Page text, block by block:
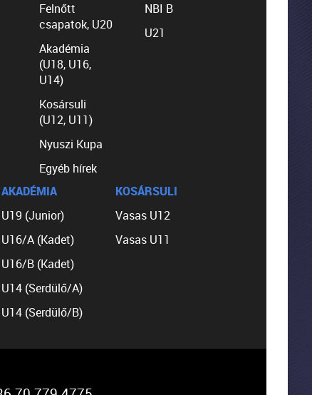
Felnőtt
csapatok, U20
Akadémia
(U18, U16,
U14)
Kosársuli
(U12, U11)
Nyuszi Kupa
Egyéb hírek
NBI B
U21
AKADÉMIA
U19 (Junior)
U16/A (Kadet)
U16/B (Kadet)
U14 (Serdülő/A)
U14 (Serdülő/B)
KOSÁRSULI
Vasas U12
Vasas U11